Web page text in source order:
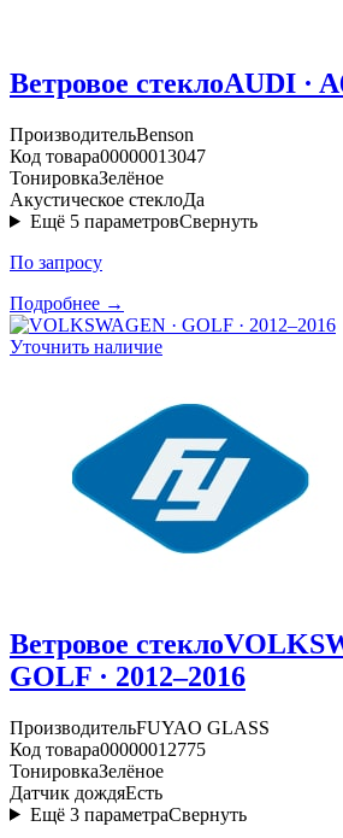
Ветровое стеклоAUDI ·
ПроизводительBenson
Код товара00000013047
ТонировкаЗелёное
Акустическое стеклоДа
Ещё 5 параметровСвернуть
По запросу
Подробнее →
Уточнить наличие
Ветровое стекло
GOLF · 2012–2016
ПроизводительFUYAO GLASS
Код товара00000012775
ТонировкаЗелёное
Датчик дождяЕсть
Ещё 3 параметраСвернуть